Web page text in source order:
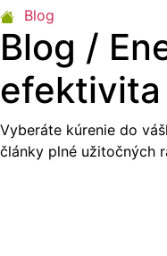
Blog
Blog /
efektivita
Vyberáte kúrenie do
články plné užitočných